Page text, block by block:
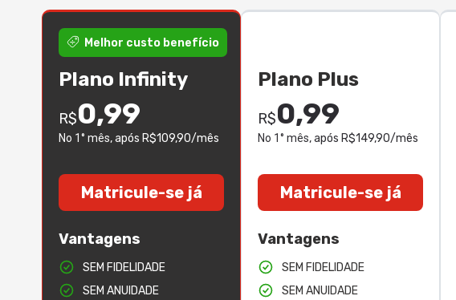
Melhor custo benefício
Plano Infinity
R$0,99
No 1° mês, após R$109,90/mês
Matricule-se já
Vantagens
SEM FIDELIDADE
SEM ANUIDADE
Plano Plus
R$0,99
No 1° mês, após R$149,90/mês
Matricule-se já
Vantagens
SEM FIDELIDADE
SEM ANUIDADE